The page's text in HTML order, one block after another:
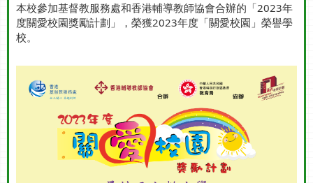
本校參加基督教服務處和香港輔導教師協會合辦的「2023年
度關愛校園獎勵計劃」，榮獲2023年度「關愛校園」榮譽學
校。